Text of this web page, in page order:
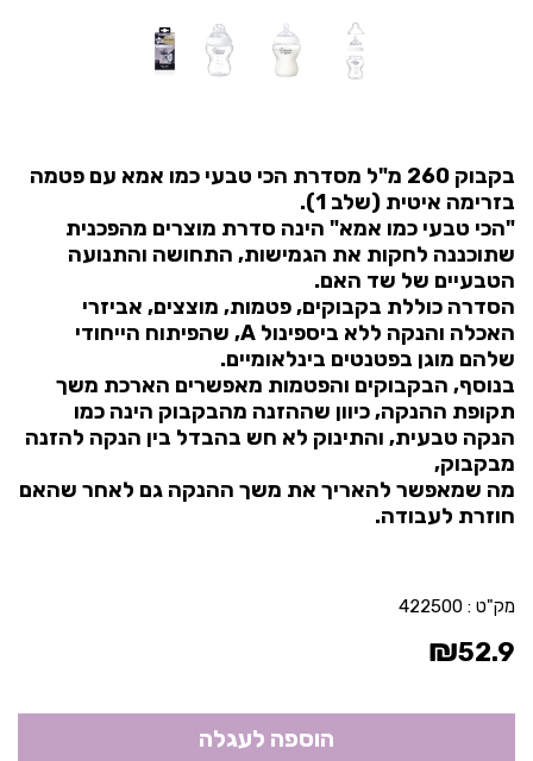
בקבוק 260 מ"ל מסדרת הכי טבעי כמו אמא עם פטמה
בזרימה איטית (שלב 1).
"הכי טבעי כמו אמא" הינה סדרת מוצרים מהפכנית
שתוכננה לחקות את הגמישות, התחושה והתנועה
הטבעיים של שד האם.
הסדרה כוללת בקבוקים, פטמות, מוצצים, אביזרי
האכלה והנקה ללא ביספינול A, שהפיתוח הייחודי
שלהם מוגן בפטנטים בינלאומיים.
בנוסף, הבקבוקים והפטמות מאפשרים הארכת משך
תקופת ההנקה, כיוון שההזנה מהבקבוק הינה כמו
הנקה טבעית, והתינוק לא חש בהבדל בין הנקה להזנה
מבקבוק,
​מה שמאפשר להאריך את משך ההנקה גם לאחר שהאם
חוזרת לעבודה.
מק"ט : 422500
₪52.9